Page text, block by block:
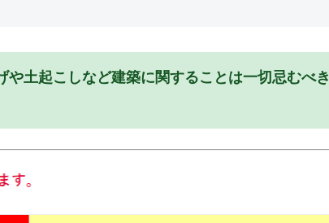
や土起こしなど建築に関することは一切忌むべき